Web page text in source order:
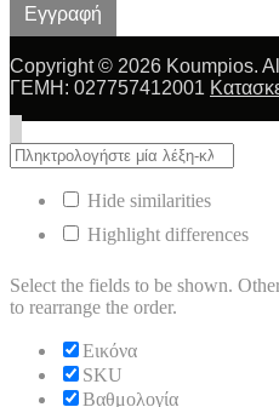
Εγγραφή
Copyright © 2026 Koumpios.
ΓΕΜΗ: 027757412001
Hide similarities
Highlight differences
Select the fields to be shown.
to rearrange the order.
Εικόνα
SKU
Βαθμολογία